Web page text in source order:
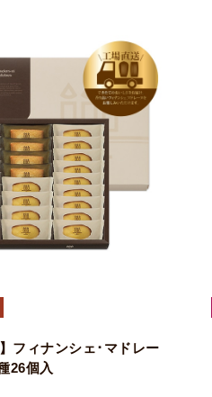
フィナンシェ･マドレー
26個入